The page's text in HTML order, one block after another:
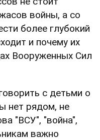
войны, а со
более глубокий
и почему их
Вооруженных Сил
с детьми о
нет рядом, не
"ВСУ", "война",
важно